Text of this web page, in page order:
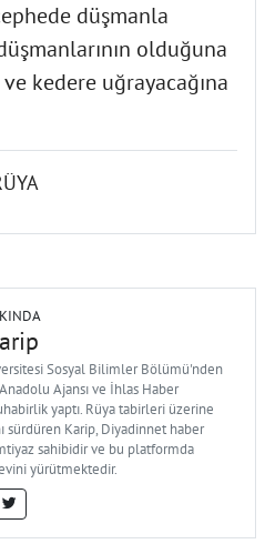
düşmanla
olduğuna
kedere uğrayacağına
Sosyal Bilimler Bölümü'nden
Ajansı ve İhlas Haber
yaptı. Rüya tabirleri üzerine
sürdüren Karip, Diyadinnet haber
sahibidir ve bu platformda
yürütmektedir.